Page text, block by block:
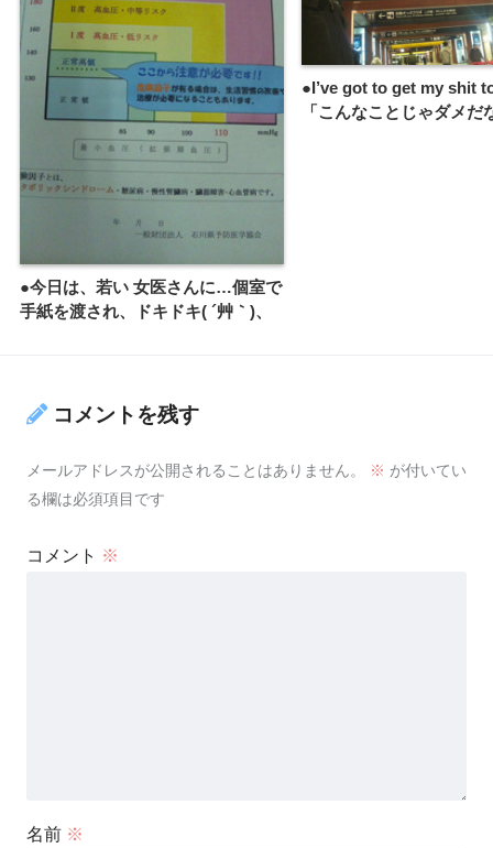
●今日は、若い 女医さんに…個室で
手紙を渡され、ドキドキ( ´艸｀)、
●I’ve got to get my shit
「こんなことじゃダメだ
コメントを残す
メールアドレスが公開されることはありません。 ※ が付いてい
る欄は必須項目です
コメント ※
名前 ※